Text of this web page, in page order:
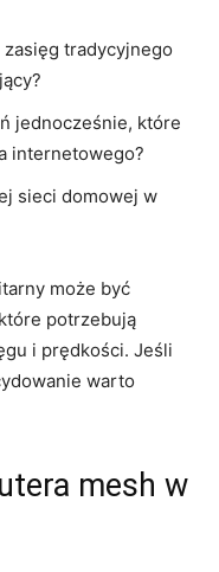
tradycyjnego
jednocześnie, które
internetowego?
sieci domowej w
może być
potrzebują
i prędkości. Jeśli
warto
mesh w